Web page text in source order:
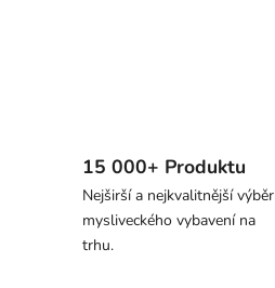
15 000+ Produktu
Nejširší a nejkvalitnější výběr
mysliveckého vybavení na
trhu.